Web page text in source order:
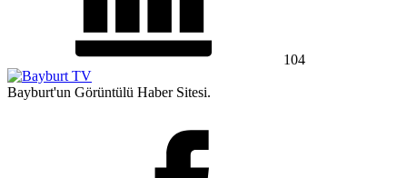
104
Bayburt'un Görüntülü Haber Sitesi.